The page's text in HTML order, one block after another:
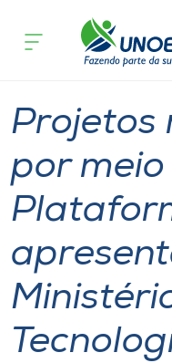
Cursos
Atendimento ao
Portal de Ensino
Unoesc
Inovação
Projetos
por meio